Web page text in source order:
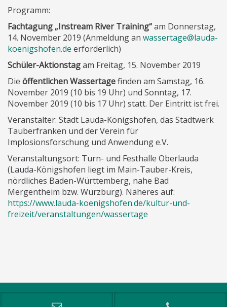
Programm:
Fachtagung „Instream River Training“am Donnerstag,
14. November 2019 (Anmeldung an wassertage@lauda-
koenigshofen.de erforderlich)
Schüler-Aktionstagam Freitag, 15. November 2019
Die öffentlichen Wassertagefinden am Samstag, 16.
November 2019 (10 bis 19 Uhr) und Sonntag, 17.
November 2019 (10 bis 17 Uhr) statt. Der Eintritt ist frei.
Veranstalter: Stadt Lauda-Königshofen, das Stadtwerk
Tauberfranken und der Verein für
Implosionsforschung und Anwendung e.V.
Veranstaltungsort: Turn- und Festhalle Oberlauda
(Lauda-Königshofen liegt im Main-Tauber-Kreis,
nördliches Baden-Württemberg, nahe Bad
Mergentheim bzw. Würzburg). Näheres auf:
https://www.lauda-koenigshofen.de/kultur-und-
freizeit/veranstaltungen/wassertage